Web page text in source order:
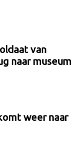
van
naar museum
weer naar